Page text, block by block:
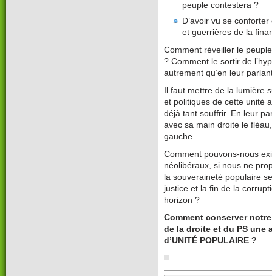
peuple contestera ?
D’avoir vu se
et guerrières de la
Comment réveiller le
? Comment le sortir de
autrement qu’en leur
Il faut mettre de la lumière
et politiques de cette unité
déjà tant souffrir. En leur
avec sa main droite le
gauche.
Comment pouvons-nous
néolibéraux, si nous ne
la souveraineté populaire
justice et la fin de la
horizon ?
Comment conserver
de la droite et du PS une
d’UNITÉ POPULAIRE ?